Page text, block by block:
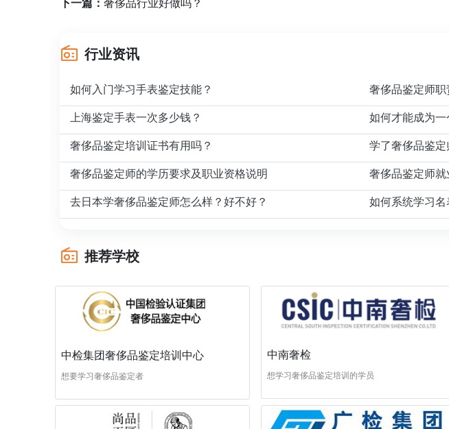
下一篇： 奢侈品行业好做吗？
行业资讯
如何入门学习手表鉴定技能？ 奢侈品鉴定师职
上海鉴定手表一次多少钱？ 如何才能成为
奢侈品鉴定培训证书有用吗？
奢侈品鉴定师的学历要求及职业资格说明 奢侈品鉴定师就
去日本学奢侈品鉴定师怎么样？好不好？ 如何系统学习
推荐学校
中检集团奢侈品鉴定培训中心
想要学习奢侈品鉴定者
中南奢检
想学习奢侈品鉴定培训的学员